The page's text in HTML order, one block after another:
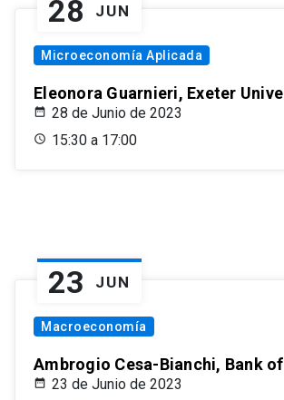
28 JUN
Microeconomía Aplicada
Eleonora Guarnieri, Exeter
28 de Junio de 2023
15:30 a 17:00
23 JUN
Macroeconomía
Ambrogio Cesa-Bianchi, Bank of
23 de Junio de 2023